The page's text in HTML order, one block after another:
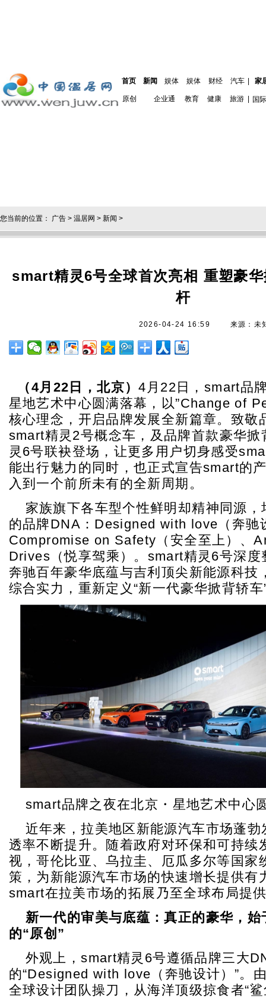
首页 新闻 娱体 娱体 财经 汽车 家
原创 企业通 教育 健康 旅游 国际
您当前的位置： 广告 > 温居网 > 新闻 >
smart精灵6号全球首次亮相 重塑豪
杆
2026-04-24 16:59 来源：未
（4月 22 日，北京）4月22日，smart品
星地艺术中心圆满落幕，以”Change of
核心理念，开启品牌发展全新篇章。致敬
smart精灵2号概念车，及品牌首款豪华
灵6号联袂登场，让更多用户切身感受
能出行魅力的同时，也正式宣告smart的
入到一个前所未有的全新周期。
家族旗下各车型个性鲜明却精神同源
的品牌DNA：Designed with love（奔驰
Compromise on Safety（安全至上）、
Drives（悦享驾乘）。smart精灵6号深度
奔驰百年豪华底蕴与吉利顶尖新能源科技
综合实力，重新定义“新一代豪华掀背轿车
smart品牌之夜在北京・星地艺术中心
近年来，拉美地区新能源汽车市场蓬勃
透率不断提升。随着政府对环保和可持续
视，哥伦比亚、乌拉圭、厄瓜多尔等国家
策，为新能源汽车市场的快速增长提供有
smart在拉美市场的拓展乃至全球布局提
新一代的审美与底蕴：真正的豪华，始
的“原创 ”
外观上，smart精灵6号遵循品牌三大
的“Designed with love（奔驰设计）”。
全球设计团队操刀，从海洋顶级掠食者“